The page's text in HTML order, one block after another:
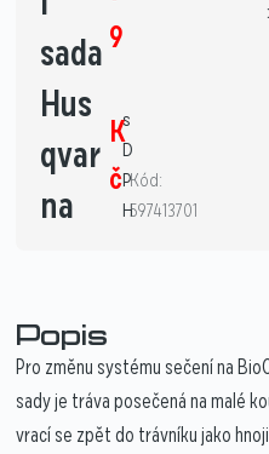
sada
Hus
qvar
na
9
K
č
s
D
P
H
Kód:
597413701
:
Popis
Pro změnu systému sečení na
sady je tráva posečená na malé
vrací se zpět do trávníku jako